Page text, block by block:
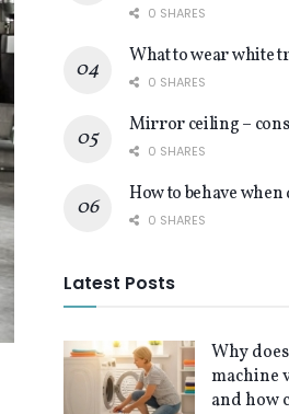
0 SHARES
What to wear white
0 SHARES
Mirror ceiling –
0 SHARES
How to behave
0 SHARES
Latest Posts
Why
machine
and how